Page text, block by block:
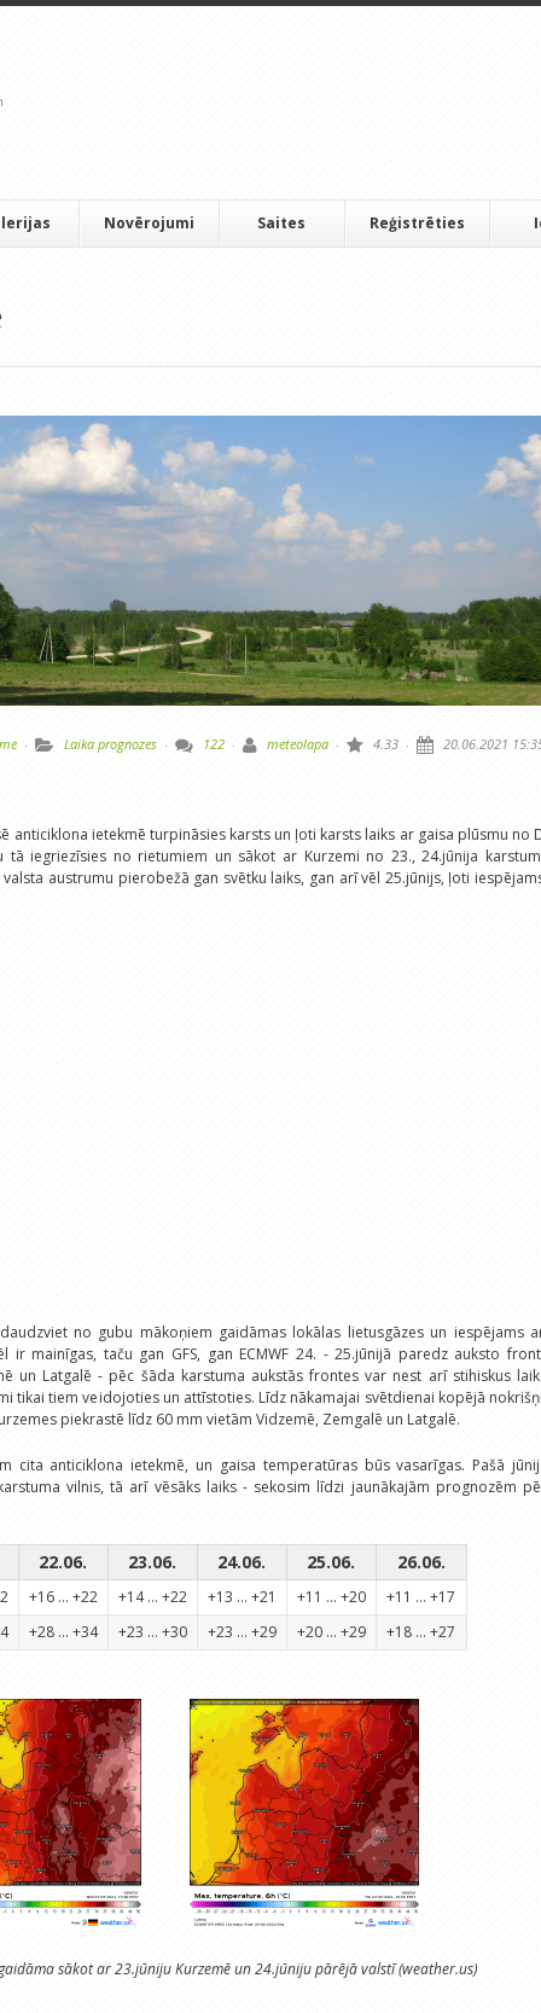
Novērojumi Saites Reģistrēties
· Laika prognozes · 122 · meteolapa · 4.33 · 20.06.2021
anticiklona ietekmē turpināsies karsts un ļoti karsts laiks ar gaisa plūsmu no
iegriezīsies no rietumiem un sākot ar Kurzemi no 23., 24.jūnija
austrumu pierobežā gan svētku laiks, gan arī vēl 25.jūnijs, ļoti
no gubu mākoņiem gaidāmas lokālas lietusgāzes un iespējams
ir mainīgas, taču gan GFS, gan ECMWF 24. - 25.jūnijā paredz auksto
un Latgalē - pēc šāda karstuma aukstās frontes var nest arī stihiskus
tikai tiem veidojoties un attīstoties. Līdz nākamajai svētdienai kopējā
piekrastē līdz 60 mm vietām Vidzemē, Zemgalē un Latgalē.
cita anticiklona ietekmē, un gaisa temperatūras būs vasarīgas. Pašā
vilnis, tā arī vēsāks laiks - sekosim līdzi jaunākajām prognozēm
22.06. 23.06. 24.06. 25.06. 26.06.
+16 ... +22 +14 ... +22 +13 ... +21 +11 ... +20
+11 ... +17
+28 ... +34 +23 ... +30 +23 ... +29 +20 ... +29 +18 ... +27
sākot ar 23.jūniju Kurzemē un 24.jūniju pārējā valstī (weather.us)